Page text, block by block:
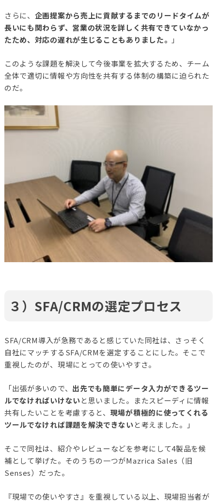
さらに、 企画提案から売上に貢献するまでのリードタイムが
長いにも関わらず、営業の状況を詳しく共有できていなかっ
たため、対応の遅れが生じることもありました。
」
このような課題を解決して今後事業を拡大するため、チーム
全体で適切に情報や方向性を共有する体制の構築に迫られた
のだ。
３）SFA/CRMの選定プロセス
SFA/CRM導入が急務であると感じていた同社は、さっそく
自社にマッチするSFA/CRMを選定することにした。そこで
重視したのが、現場にとっての使いやすさ。
「出張が多いので、 出先でも簡単にデータ入力ができるツー
ルでなければいけないと思いました。またスピーディに情報
共有したいことを考慮すると、 現場が積極的に使ってくれる
ツールでなければ課題を解決できないと考えました。」
そこで同社は、紹介やレビューなどを参考にして4製品を候
補として挙げた。そのうちの一つがMazrica Sales（旧
Senses）だった。
『現場での使いやすさ』を重視している以上、現場担当者が